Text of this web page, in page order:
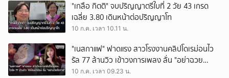
"เกลือ กิตติ" จบปริญญาตรีใบที่ 2 วัย 43 เกรด
เฉลี่ย 3.80 เดินหน้าต่อปริญญาโท
10 ก.ค. เวลา 10.11 น.
"เนสกาแฟ" ฟาดแรง สาวโรงงานคลิปโดเรม่อนไว
รัล 77 ล้านวิว เข้าวงการเพลง ลั่น "อย่าฉวย
โอกาส"
10 ก.ค. เวลา 09.23 น.